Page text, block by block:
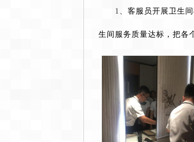
1、 客服员开展卫生
生间服务质量达标，把各